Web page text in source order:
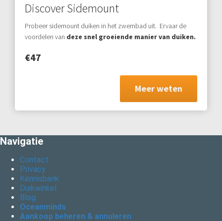
Discover Sidemount
Probeer sidemount duiken in het zwembad uit. Ervaar de
voordelen van deze snel groeiende manier van duiken.
€47
Meer weten
Navigatie
Contact
Privacy
Kennisbank
Duikwinkel
Blog
Oceanminds
Aankoop beheren & annuleren